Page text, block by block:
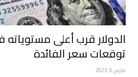
توقعات سعر الفائدة
مارس 9, 2023